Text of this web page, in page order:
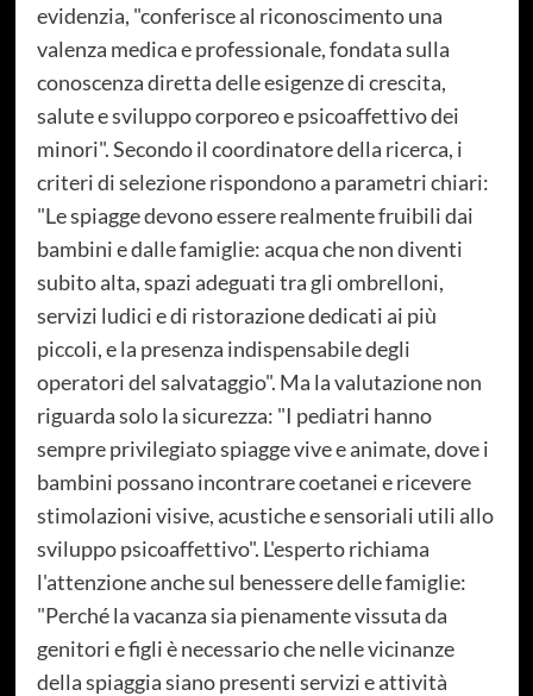
evidenzia, "conferisce al riconoscimento una
valenza medica e professionale, fondata sulla
conoscenza diretta delle esigenze di crescita,
salute e sviluppo corporeo e psicoaffettivo dei
minori". Secondo il coordinatore della ricerca, i
criteri di selezione rispondono a parametri chiari:
"Le spiagge devono essere realmente fruibili dai
bambini e dalle famiglie: acqua che non diventi
subito alta, spazi adeguati tra gli ombrelloni,
servizi ludici e di ristorazione dedicati ai più
piccoli, e la presenza indispensabile degli
operatori del salvataggio". Ma la valutazione non
riguarda solo la sicurezza: "I pediatri hanno
sempre privilegiato spiagge vive e animate, dove i
bambini possano incontrare coetanei e ricevere
stimolazioni visive, acustiche e sensoriali utili allo
sviluppo psicoaffettivo". L'esperto richiama
l'attenzione anche sul benessere delle famiglie:
"Perché la vacanza sia pienamente vissuta da
genitori e figli è necessario che nelle vicinanze
della spiaggia siano presenti servizi e attività